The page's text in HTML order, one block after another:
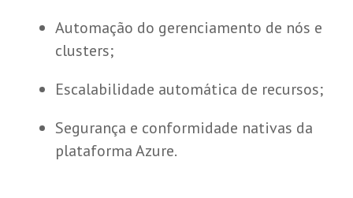
Automação do gerenciamento de nós e
clusters;
Escalabilidade automática de recursos;
Segurança e conformidade nativas da
plataforma Azure.